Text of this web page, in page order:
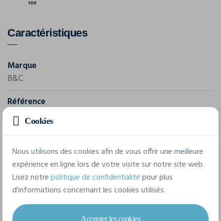
Caractéristiques
Marque
B&C
Référence
TU07T
Grammage
185 g/m²
Composition
100% Coton
Cookies
Nous utilisons des cookies afin de vous offrir une meilleure
expérience en ligne lors de votre visite sur notre site web.
Lisez notrepolitique de confidentialitépour plus
d'informations concernant les cookies utilisés.
Accepter les cookies